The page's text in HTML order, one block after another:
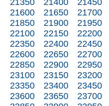
21350
21400 21450
21600
21650 21700
21850
21900 21950
22100
22150 22200
22350
22400 22450
22600
22650 22700
22850
22900 22950
23100
23150 23200
23350
23400 23450
23600
23650 23700